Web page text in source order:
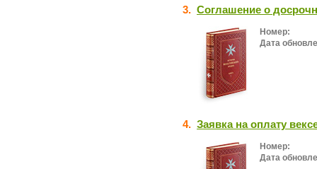
3. Соглашение о
Номер:
Дата
4. Заявка на оплату
Номер:
Дата